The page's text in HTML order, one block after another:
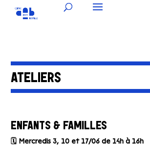
ATELIERS
ENFANTS & FAMILLES
🗓 Mercredis 3, 10 et 17/06 de 14h à 16h